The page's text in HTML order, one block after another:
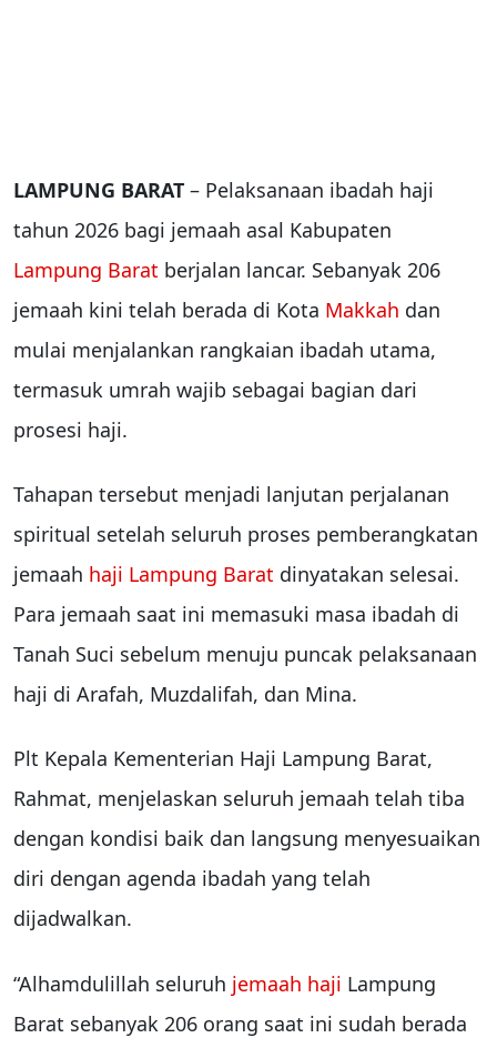
LAMPUNG BARAT – Pelaksanaan ibadah haji
tahun 2026 bagi jemaah asal Kabupaten
Lampung Barat berjalan lancar. Sebanyak 206
jemaah kini telah berada di Kota Makkah dan
mulai menjalankan rangkaian ibadah utama,
termasuk umrah wajib sebagai bagian dari
prosesi haji.
Tahapan tersebut menjadi lanjutan perjalanan
spiritual setelah seluruh proses pemberangkatan
jemaah haji Lampung Barat dinyatakan selesai.
Para jemaah saat ini memasuki masa ibadah di
Tanah Suci sebelum menuju puncak pelaksanaan
haji di Arafah, Muzdalifah, dan Mina.
Plt Kepala Kementerian Haji Lampung Barat,
Rahmat, menjelaskan seluruh jemaah telah tiba
dengan kondisi baik dan langsung menyesuaikan
diri dengan agenda ibadah yang telah
dijadwalkan.
“Alhamdulillah seluruh jemaah haji Lampung
Barat sebanyak 206 orang saat ini sudah berada